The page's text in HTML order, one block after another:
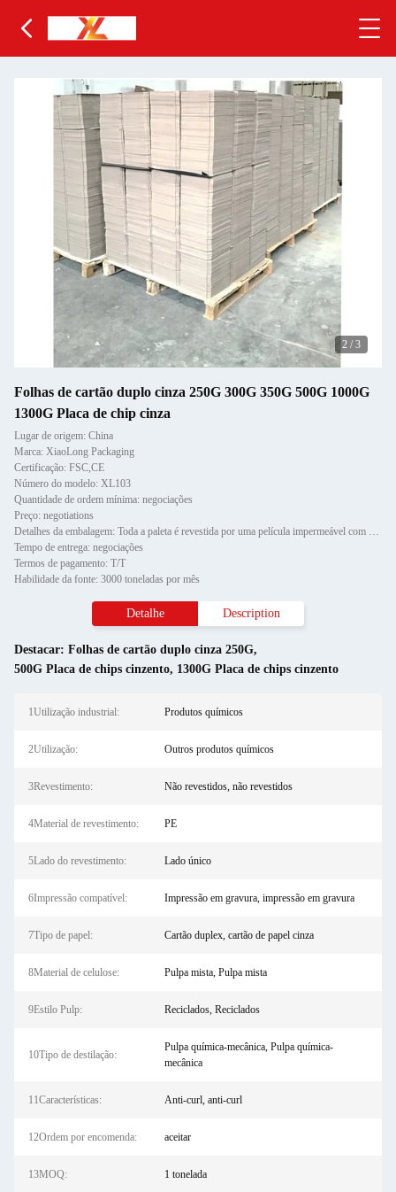
2 / 3
Folhas de cartão duplo cinza 250G 300G 350G 500G 1000G
1300G Placa de chip cinza
Lugar de origem: China
Marca: XiaoLong Packaging
Certificação: FSC,CE
Número do modelo: XL103
Quantidade de ordem mínima: negociações
Preço: negotiations
Detalhes da embalagem: Toda a paleta é revestida por uma película impermeável com protetor de canto de papel e fixada por d
Tempo de entrega: negociações
Termos de pagamento: T/T
Habilidade da fonte: 3000 toneladas por mês
Detalhe Description
Destacar: Folhas de cartão duplo cinza 250G,
500G Placa de chips cinzento, 1300G Placa de chips cinzento
1Utilização industrial: Produtos químicos
2Utilização: Outros produtos químicos
3Revestimento: Não revestidos, não revestidos
4Material de revestimento: PE
5Lado do revestimento: Lado único
6Impressão compatível: Impressão em gravura, impressão em gravura
7Tipo de papel: Cartão duplex, cartão de papel cinza
8Material de celulose: Pulpa mista, Pulpa mista
9Estilo Pulp: Reciclados, Reciclados
10Tipo de destilação:
Pulpa química-mecânica, Pulpa química-
mecânica
11Características: Anti-curl, anti-curl
12Ordem por encomenda: aceitar
13MOQ: 1 tonelada